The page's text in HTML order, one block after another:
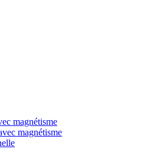
magnétisme
magnétisme